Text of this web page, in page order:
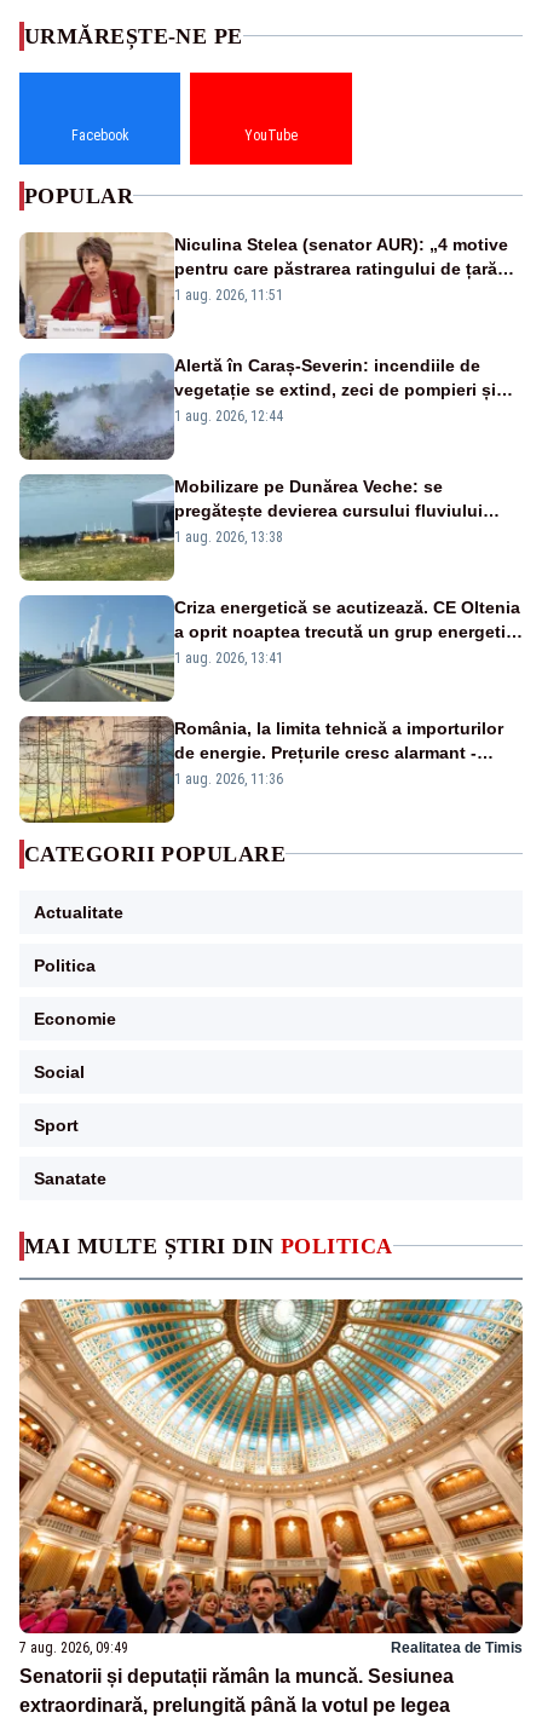
MAI MULTE ȘTIRI DIN POLITICA
7 aug. 2026, 09:49 Realitatea de Timis
Senatorii și deputații rămân la muncă. Sesiunea
extraordinară, prelungită până la votul pe legea
URMĂREȘTE-NE PE
Facebook YouTube
POPULAR
Niculina Stelea (senator AUR): „4 motive
pentru care păstrarea ratingului de țară
nu este o reușită pentru Guvernul
1 aug. 2026, 11:51
Alertă în Caraș-Severin: incendiile de
vegetație se extind, zeci de pompieri și
silvicultori se luptă cu flăcările - VIDEO
1 aug. 2026, 12:44
Mobilizare pe Dunărea Veche: se
pregătește devierea cursului fluviului
către Cernavodă – VIDEO
1 aug. 2026, 13:38
Criza energetică se acutizează. CE Oltenia
a oprit noaptea trecută un grup energetic
de la Rovinari
1 aug. 2026, 13:41
România, la limita tehnică a importurilor
de energie. Prețurile cresc alarmant -
Analiză Realitatea Plus
1 aug. 2026, 11:36
CATEGORII POPULARE
Actualitate
Politica
Economie
Social
Sport
Sanatate